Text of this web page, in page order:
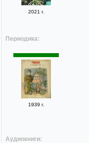
2021 г.
Периодика:
1939 г.
Аудиокниги: